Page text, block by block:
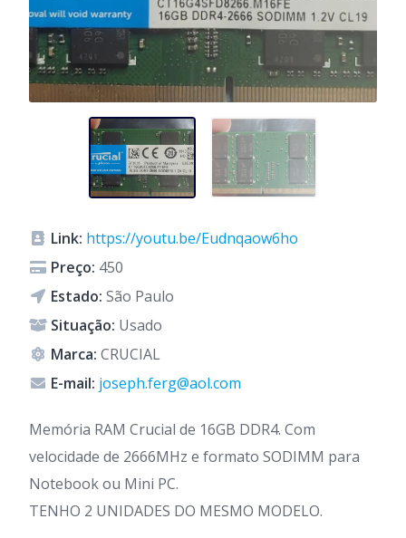
Link: https://youtu.be/Eudnqaow6ho
Preço: 450
Estado: São Paulo
Situação: Usado
Marca: CRUCIAL
E-mail: joseph.ferg@aol.com
Memória RAM Crucial de 16GB DDR4. Com
velocidade de 2666MHz e formato SODIMM para
Notebook ou Mini PC.
TENHO 2 UNIDADES DO MESMO MODELO.